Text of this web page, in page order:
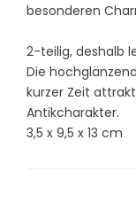
besonderen
2-teilig, deshalb
Die
kurzer Zeit
Antikcharakter.
3,5 x 9,5 x 13 cm